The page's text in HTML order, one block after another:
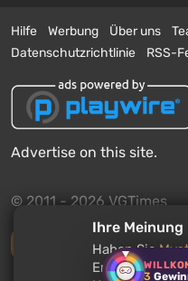
3
Hilfe Werbung Über uns
Datenschutzrichtlinie
RSS-
Advertise on this site.
© 2011 - 2026 VGTimes
Vollständige Version
Ihre
Haben Sie
Empfehlen Sie